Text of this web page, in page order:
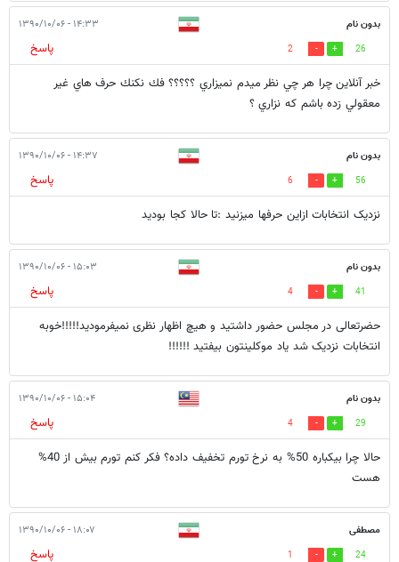
بدون نام ۱۴:۳۳ - ۱۳۹۰/۱۰/۰۶
26
2
پاسخ
خبر آنلاين چرا هر چي نظر ميدم نميزاري ؟؟؟؟؟ فك نكنك حرف هاي غير
معقولي زده باشم كه نزاري ؟
بدون نام ۱۴:۳۷ - ۱۳۹۰/۱۰/۰۶
56
6
پاسخ
نزدیک انتخابات ازاین حرفها میزنید :تا حالا کجا بودید
بدون نام ۱۵:۰۳ - ۱۳۹۰/۱۰/۰۶
41
4
پاسخ
حضرتعالی در مجلس حضور داشتید و هیچ اظهار نظری نمیفرمودید!!!!!خوبه
انتخابات نزدیک شد یاد موکلینتون بیفتید !!!!!!
بدون نام ۱۵:۰۴ - ۱۳۹۰/۱۰/۰۶
29
4
پاسخ
حالا چرا بیکباره 50% به نرخ تورم تخفیف داده؟ فکر کنم تورم بیش از 40%
هست
مصطفی ۱۸:۰۷ - ۱۳۹۰/۱۰/۰۶
24
1
پاسخ